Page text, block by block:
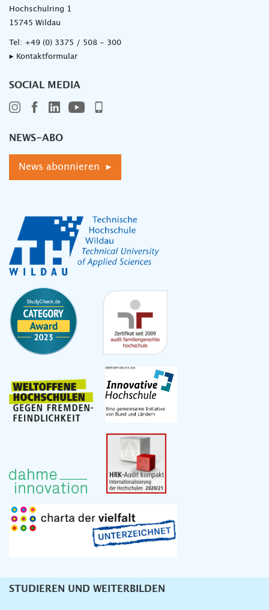
Hochschulring 1
15745 Wildau
Tel: +49 (0) 3375 / 508 - 300
▸ Kontaktformular
SOCIAL MEDIA
NEWS-ABO
News abonnieren ▸
Unternavigation
STUDIEREN UND WEITERBILDEN